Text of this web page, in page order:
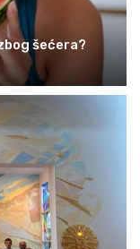
šećera?